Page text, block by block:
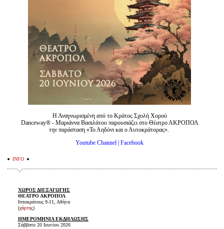
Η Αναγνωρισμένη από το Κράτος Σχολή Χορού
Danceway® - Μαριάννα Βασιλάτου παρουσιάζει στο Θέατρο ΑΚΡΟΠΟΛ
την παράσταση «Το Αηδόνι και ο Αυτοκράτορας».
Youtube Channel | Facebook
INFO
ΧΩΡΟΣ ΔΙΕΞΑΓΩΓΗΣ
ΘΕΑΤΡΟ ΑΚΡΟΠΟΛ
Ιπποκράτους 9-11, Αθήνα
(χάρτης)
ΗΜΕΡΟΜΗΝΙΑ ΕΚΔΗΛΩΣΗΣ
Σάββατο 20 Ιουνίου 2026